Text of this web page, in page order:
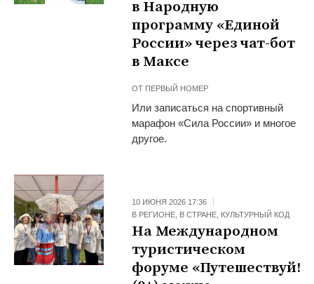
в Народную
программу «Единой
России» через чат-бот
в Максе
ОТ ПЕРВЫЙ НОМЕР
Или записаться на спортивный
марафон «Сила России» и многое
другое.
10 ИЮНЯ 2026 17:36
В РЕГИОНЕ, В СТРАНЕ, КУЛЬТУРНЫЙ КОД
На Международном
туристическом
форуме «Путешествуй!»